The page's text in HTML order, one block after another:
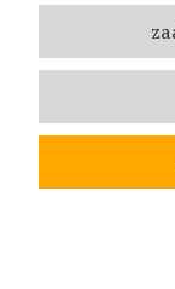
REGON:
NIP: